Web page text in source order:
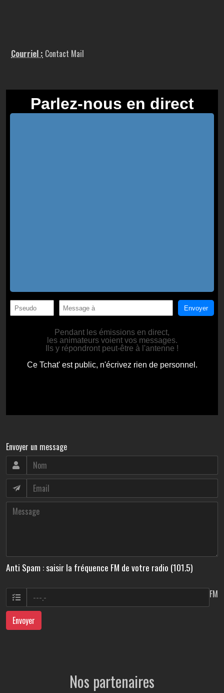
Courriel : Contact Mail
Envoyer un message
Anti Spam : saisir la fréquence FM de votre radio (101.5)
FM
Envoyer
Nos partenaires